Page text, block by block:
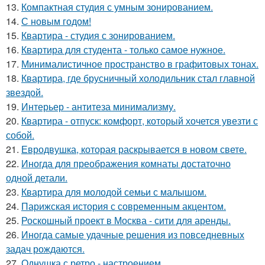
13. Компактная студия с умным зонированием.
14. С новым годом!
15. Квартира - студия с зонированием.
16. Квартира для студента - только самое нужное.
17. Минималистичное пространство в графитовых тонах.
18. Квартира, где брусничный холодильник стал главной
звездой.
19. Интерьер - антитеза минимализму.
20. Квартира - отпуск: комфорт, который хочется увезти с
собой.
21. Евродвушка, которая раскрывается в новом свете.
22. Иногда для преображения комнаты достаточно
одной детали.
23. Квартира для молодой семьи с малышом.
24. Парижская история с современным акцентом.
25. Роскошный проект в Москва - сити для аренды.
26. Иногда самые удачные решения из повседневных
задач рождаются.